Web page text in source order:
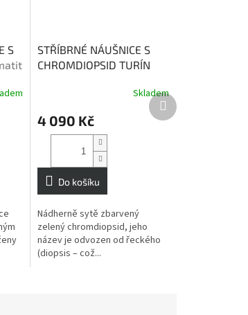
S
STŘÍBRNÉ NÁUŠNICE S
CHROMDIOPSID TURÍN
Skladem
4 090 Kč
Do košíku
Nádherně sytě zbarvený
zelený chromdiopsid, jeho
název je odvozen od řeckého
(diopsis – což...
Další
produkt